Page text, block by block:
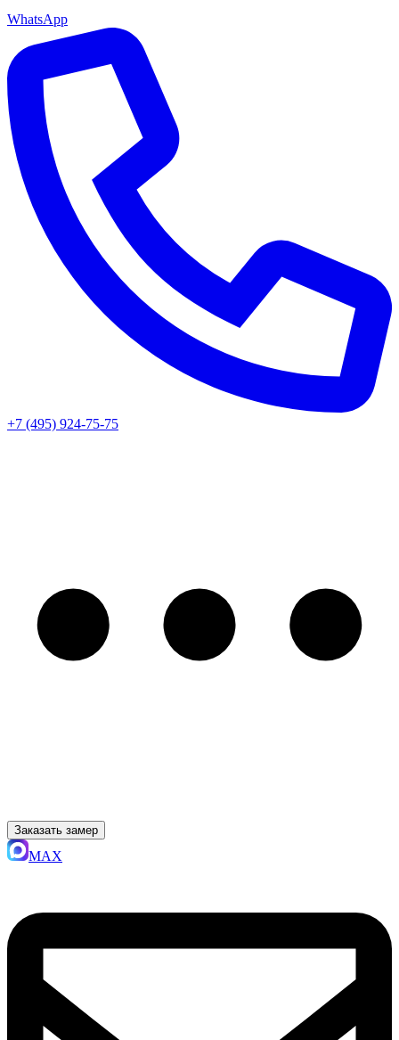
WhatsApp
+7 (495) 924-75-75
Заказать замер
MAX